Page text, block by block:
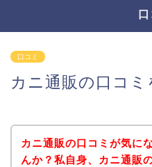
口
口コミ
カニ通販の口コ
カニ通販の口コミが気に
んか？私自身、カニ通販